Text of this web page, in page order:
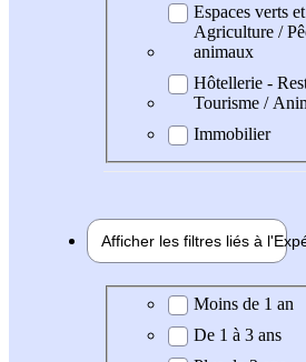
Espaces verts
Agriculture /
animaux
Hôtellerie -
Tourisme /
Immobilier
Afficher les filtres liés à l'
Expérience demandée
Moins de 1 an
De 1 à 3 ans